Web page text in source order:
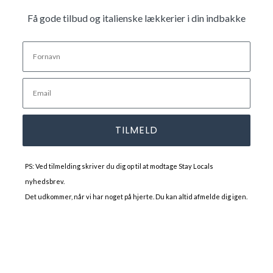
Få gode tilbud og italienske lækkerier i din indbakke
TILMELD
PS: Ved tilmelding skriver du dig op til at modtage Stay Locals
nyhedsbrev.
Det udkommer, når vi har noget på hjerte. Du kan altid afmelde dig igen.